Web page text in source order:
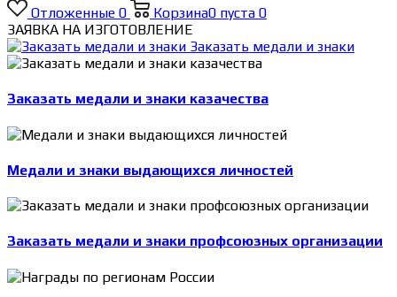
Отложенные 0 Корзина0 пуста 0
ЗАЯВКА НА ИЗГОТОВЛЕНИЕ
Заказать медали и знаки
Заказать медали и знаки казачества
Медали и знаки выдающихся личностей
Заказать медали и знаки профсоюзных организации